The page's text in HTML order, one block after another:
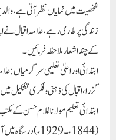
شخصیت میں نمایاں نظر آتی ہے ،
زندگی پر طاری رہے ، علامہ اقبال نے
کے چند اشعار ملاحظہ فرمائیں ۔
ابتدائی اور اعلیٰ تعلیمی سرگرمیاں :
گزرا ، اقبال کی ذہنی و فکری تشکیل
ابتدائی تعلیم مولانا غلام حسن کے
( 1844ء ۔ 1929ء )